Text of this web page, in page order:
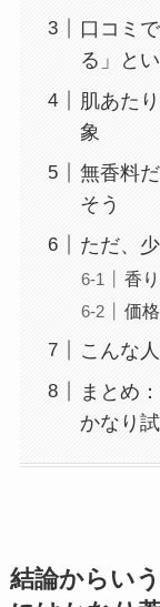
口コミ
る」と
肌あた
象
無香料
そう
ただ、
香
価
こんな
まとめ
かなり
結論からい